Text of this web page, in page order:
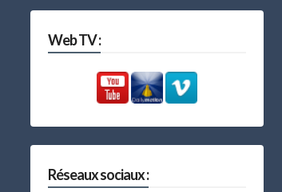
Web TV :
Réseaux sociaux :